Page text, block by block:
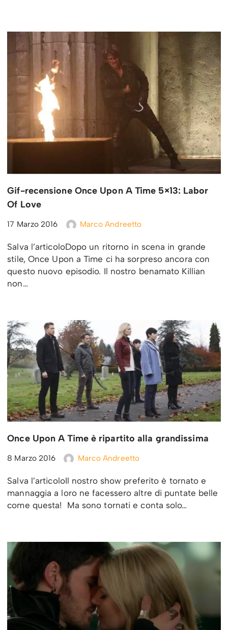
Gif-recensione Once Upon A Time 5×13: Labor
Of Love
17 Marzo 2016 Marco Andreetto
Salva l’articoloDopo un ritorno in scena in grande
stile, Once Upon a Time ci ha sorpreso ancora con
questo nuovo episodio. Il nostro benamato Killian
non…
Once Upon A Time è ripartito alla grandissima
8 Marzo 2016 Marco Andreetto
Salva l’articoloIl nostro show preferito è tornato e
mannaggia a loro ne facessero altre di puntate belle
come questa! Ma sono tornati e conta solo…